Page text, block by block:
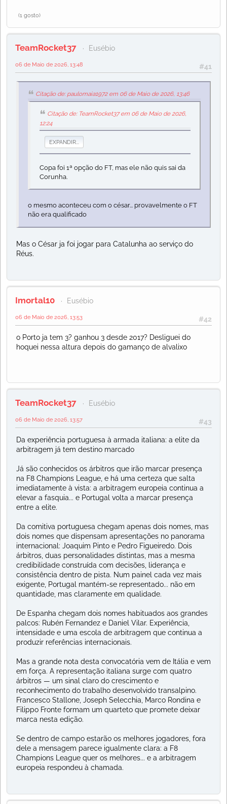
(1 gosto)
TeamRocket37 Eusébio
#41
06 de Maio de 2026, 13:48
Citação de: paulomaia1972 em 06 de Maio de 2026, 13:46
Citação de: TeamRocket37 em 06 de Maio de 2026,
12:24
EXPANDIR...
Copa foi 1ª opção do FT, mas ele não quis sai da
Corunha.
o mesmo aconteceu com o césar... provavelmente o FT
não era qualificado
Mas o César ja foi jogar para Catalunha ao serviço do
Réus.
Imortal10 Eusébio
#42
06 de Maio de 2026, 13:53
o Porto ja tem 3? ganhou 3 desde 2017? Desliguei do
hoquei nessa altura depois do gamanço de alvalixo
TeamRocket37 Eusébio
#43
06 de Maio de 2026, 13:57
Da experiência portuguesa à armada italiana: a elite da
arbitragem já tem destino marcado
Já são conhecidos os árbitros que irão marcar presença
na F8 Champions League, e há uma certeza que salta
imediatamente à vista: a arbitragem europeia continua a
elevar a fasquia... e Portugal volta a marcar presença
entre a elite.
Da comitiva portuguesa chegam apenas dois nomes, mas
dois nomes que dispensam apresentações no panorama
internacional: Joaquim Pinto e Pedro Figueiredo. Dois
árbitros, duas personalidades distintas, mas a mesma
credibilidade construída com decisões, liderança e
consistência dentro de pista. Num painel cada vez mais
exigente, Portugal mantém-se representado... não em
quantidade, mas claramente em qualidade.
De Espanha chegam dois nomes habituados aos grandes
palcos: Rubén Fernandez e Daniel Vilar. Experiência,
intensidade e uma escola de arbitragem que continua a
produzir referências internacionais.
Mas a grande nota desta convocatória vem de Itália e vem
em força. A representação italiana surge com quatro
árbitros — um sinal claro do crescimento e
reconhecimento do trabalho desenvolvido transalpino.
Francesco Stallone, Joseph Selecchia, Marco Rondina e
Filippo Fronte formam um quarteto que promete deixar
marca nesta edição.
Se dentro de campo estarão os melhores jogadores, fora
dele a mensagem parece igualmente clara: a F8
Champions League quer os melhores... e a arbitragem
europeia respondeu à chamada.